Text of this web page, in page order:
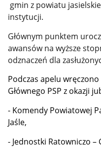
gmin z powiatu
instytucji.
Głównym punktem
awansów na wyższe
odznaczeń dla
Podczas apelu wręczono
Głównego PSP z okazji
- Komendy Powiatowej
Jaśle,
- Jednostki Ratowniczo –